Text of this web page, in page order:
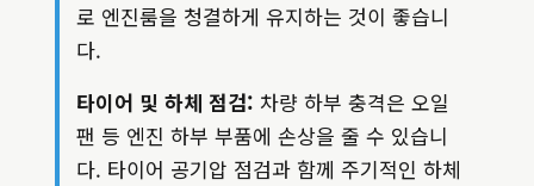
로 엔진룸을 청결하게 유지하는 것이 좋습니
다.
타이어 및 하체 점검: 차량 하부 충격은 오일
팬 등 엔진 하부 부품에 손상을 줄 수 있습니
다. 타이어 공기압 점검과 함께 주기적인 하체